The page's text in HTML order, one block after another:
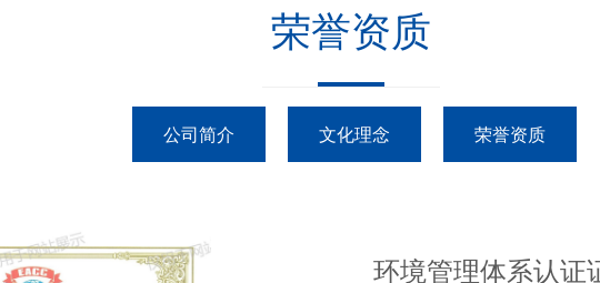
荣誉资质
公司简介 文化理念 荣誉资质
环境管理体系认证